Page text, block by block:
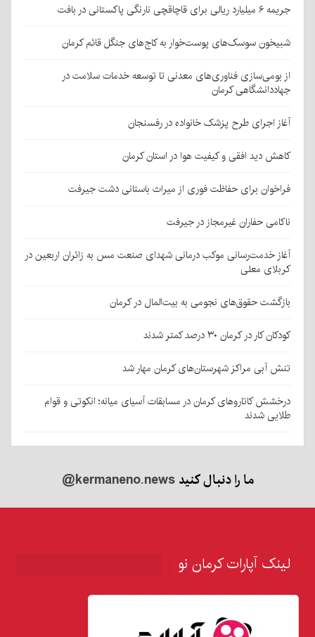
جریمه ۶ میلیارد ریالی برای قاچاقچی نارنگی پاکستانی در بافت
شبیخون سوسک‌های پوست‌خوار به کاج‌های جنگل قائم کرمان
از بومی‌سازی فناوری‌های معدنی تا توسعه خدمات سلامت در
جهاددانشگاهی کرمان
آغاز اجرای طرح پزشک خانواده در رفسنجان
کاهش دید افقی و کیفیت هوا در استان کرمان
فراخوان برای حفاظت فوری از میراث باستانی دشت جیرفت
ناکامی حفاران غیرمجاز در جیرفت
آغاز خدمت‌رسانی موکب درمانی شهدای صنعت مس به زائران اربعین در
کربلای معلی
بازگشت حقوق‌های نجومی به بیت‌المال در کرمان
کودکان کار در کرمان ۳۰ درصد کمتر شدند
تنش آبی مراکز شهرستان‌های کرمان مهار شد
درخشش کاتاروهای کرمان در مسابقات آسیای میانه؛ انکوتی و قوام
طلایی شدند
ما را دنبال کنید@kermaneno.news
لینک آپارات کرمان نو